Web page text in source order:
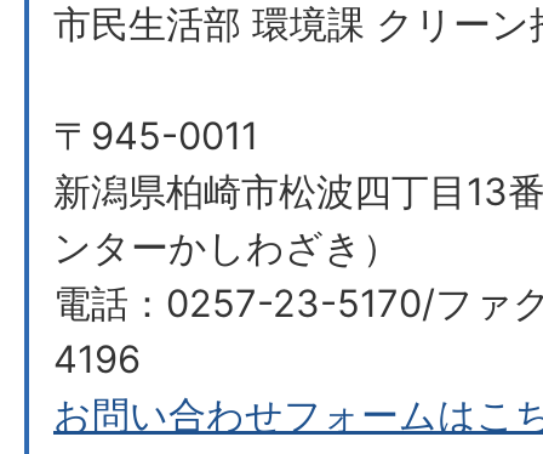
市民生活部 環境課 クリーン
〒945-0011
新潟県柏崎市松波四丁目13
ンターかしわざき）
電話：0257-23-5170/ファ
4196
お問い合わせフォームはこ